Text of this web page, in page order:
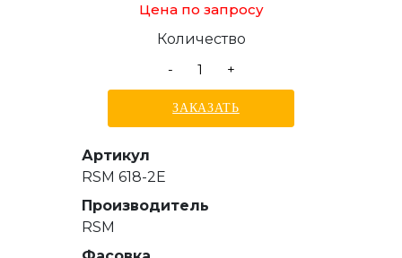
Цена по запросу
Количество
-
+
ЗАКАЗАТЬ
Артикул
RSM 618-2E
Производитель
RSM